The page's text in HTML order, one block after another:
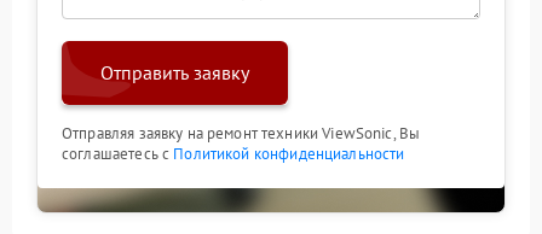
Отправить заявку
Отправляя заявку на ремонт техники ViewSonic, Вы
соглашаетесь с Политикой конфиденциальности